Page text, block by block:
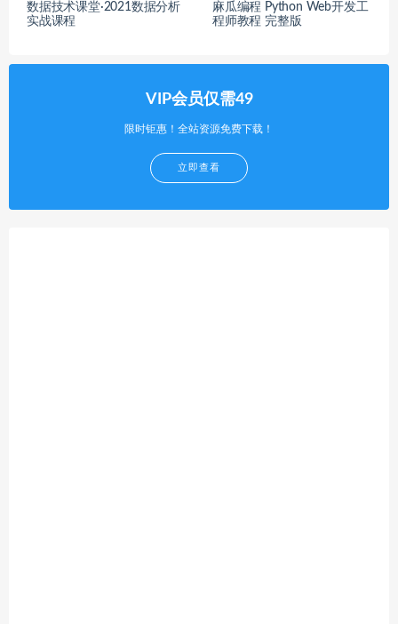
数据技术课堂·2021数据分析
实战课程
麻瓜编程 Python Web开发工
程师教程 完整版
VIP会员仅需49
限时钜惠！全站资源免费下载！
立即查看